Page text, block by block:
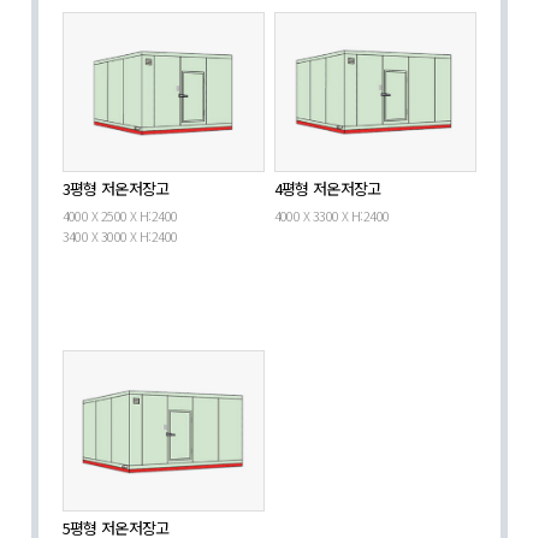
3평형 저온저장고
4000 X 2500 X H:2400
3400 X 3000 X H:2400
4평형 저온저장고
4000 X 3300 X H:2400
5평형 저온저장고